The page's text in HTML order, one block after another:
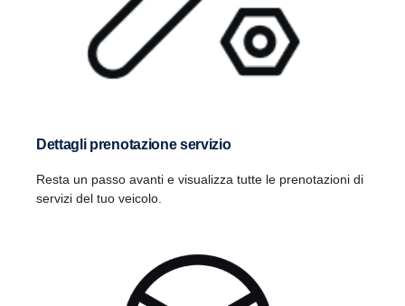
Dettagli prenotazione servizio
Resta un passo avanti e visualizza tutte le prenotazioni di
servizi del tuo veicolo.